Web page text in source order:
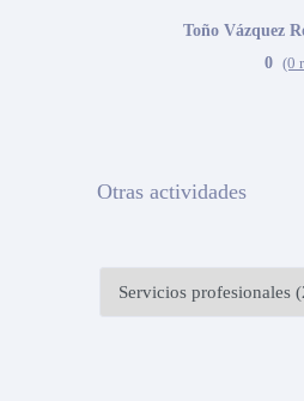
0 (0
Otras actividades